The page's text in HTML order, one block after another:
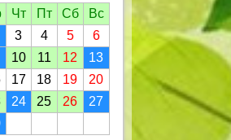
Чт Пт Сб
Вс
3 4 5
6
10 11 12
13
17 18 19
20
24 25 26
27